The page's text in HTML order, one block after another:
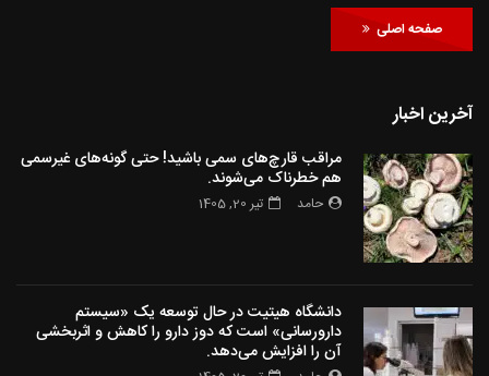
صفحه اصلی
آخرین اخبار
مراقب قارچ‌های سمی باشید! حتی گونه‌های غیرسمی
هم خطرناک می‌شوند.
حامد تیر 20, 1405
دانشگاه هیتیت در حال توسعه یک «سیستم
دارورسانی» است که دوز دارو را کاهش و اثربخشی
آن را افزایش می‌دهد.